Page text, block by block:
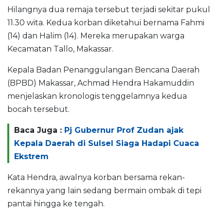
Hilangnya dua remaja tersebut terjadi sekitar pukul
11.30 wita. Kedua korban diketahui bernama Fahmi
(14) dan Halim (14). Mereka merupakan warga
Kecamatan Tallo, Makassar.
Kepala Badan Penanggulangan Bencana Daerah
(BPBD) Makassar, Achmad Hendra Hakamuddin
menjelaskan kronologis tenggelamnya kedua
bocah tersebut.
Baca Juga : Pj Gubernur Prof Zudan ajak
Kepala Daerah di Sulsel Siaga Hadapi Cuaca
Ekstrem
Kata Hendra, awalnya korban bersama rekan-
rekannya yang lain sedang bermain ombak di tepi
pantai hingga ke tengah.